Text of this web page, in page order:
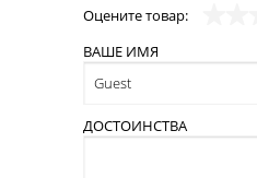
Оцените товар:
ВАШЕ ИМЯ
ДОСТОИНСТВА